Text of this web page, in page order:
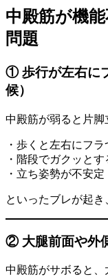
中殿筋が機
問題
① 歩行が左右に
候）
中殿筋が弱ると片脚
・歩くと左右にフラ
・階段でガクッとす
・立ち姿勢が不安定
といったブレが起き
② 大腿前面や外
中殿筋がサボると、